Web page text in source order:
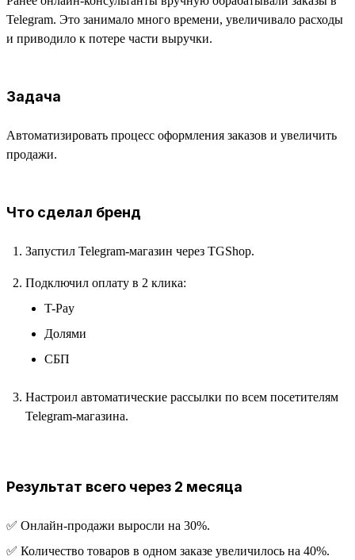
Telegram. Это занимало много времени, увеличивало расходы
и приводило к потере части выручки.
Задача
Автоматизировать процесс оформления заказов и увеличить
продажи.
Что сделал бренд
Запустил Telegram-магазин через TGShop.
Подключил оплату в 2 клика:
T-Pay
Долями
СБП
Настроил автоматические рассылки по всем посетителям
Telegram-магазина.
Результат всего через 2 месяца
✅ Онлайн-продажи выросли на 30%.
✅ Количество товаров в одном заказе увеличилось на 40%.